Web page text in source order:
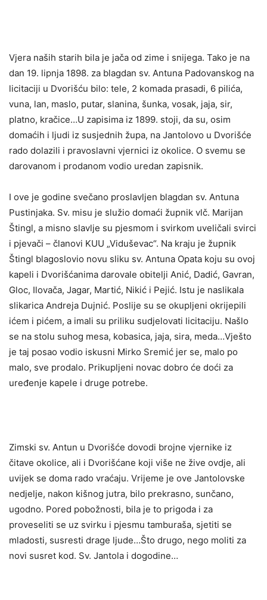
Vjera naših starih bila je jača od zime i snijega. Tako je na
dan 19. lipnja 1898. za blagdan sv. Antuna Padovanskog na
licitaciji u Dvorišću bilo: tele, 2 komada prasadi, 6 pilića,
vuna, lan, maslo, putar, slanina, šunka, vosak, jaja, sir,
platno, kračice…U zapisima iz 1899. stoji, da su, osim
domaćih i ljudi iz susjednih župa, na Jantolovo u Dvorišće
rado dolazili i pravoslavni vjernici iz okolice. O svemu se
darovanom i prodanom vodio uredan zapisnik.
I ove je godine svečano proslavljen blagdan sv. Antuna
Pustinjaka. Sv. misu je služio domaći župnik vlč. Marijan
Štingl, a misno slavlje su pjesmom i svirkom uveličali svirci
i pjevači – članovi KUU „Viduševac“. Na kraju je župnik
Štingl blagoslovio novu sliku sv. Antuna Opata koju su ovoj
kapeli i Dvorišćanima darovale obitelji Anić, Dadić, Gavran,
Gloc, Ilovača, Jagar, Martić, Nikić i Pejić. Istu je naslikala
slikarica Andreja Dujnić. Poslije su se okupljeni okrijepili
ićem i pićem, a imali su priliku sudjelovati licitaciju. Našlo
se na stolu suhog mesa, kobasica, jaja, sira, meda…Vješto
je taj posao vodio iskusni Mirko Sremić jer se, malo po
malo, sve prodalo. Prikupljeni novac dobro će doći za
uređenje kapele i druge potrebe.
Zimski sv. Antun u Dvorišće dovodi brojne vjernike iz
čitave okolice, ali i Dvorišćane koji više ne žive ovdje, ali
uvijek se doma rado vraćaju. Vrijeme je ove Jantolovske
nedjelje, nakon kišnog jutra, bilo prekrasno, sunčano,
ugodno. Pored pobožnosti, bila je to prigoda i za
proveseliti se uz svirku i pjesmu tamburaša, sjetiti se
mladosti, susresti drage ljude…Što drugo, nego moliti za
novi susret kod. Sv. Jantola i dogodine…